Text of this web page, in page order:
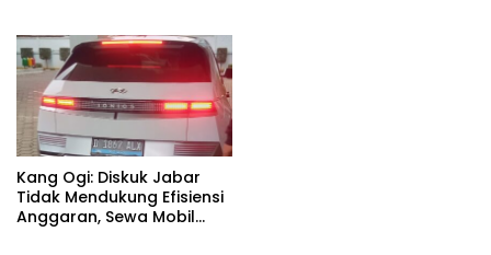
Kang Ogi: Diskuk Jabar
Tidak Mendukung Efisiensi
Anggaran, Sewa Mobil